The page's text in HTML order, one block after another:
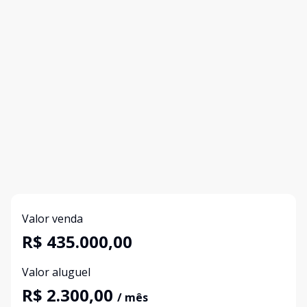
Valor venda
R$ 435.000,00
Valor aluguel
R$ 2.300,00 / mês